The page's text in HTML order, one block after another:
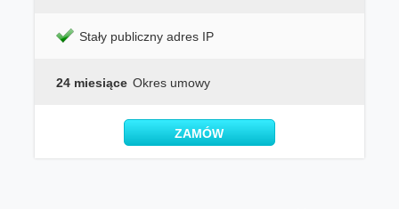
Stały publiczny adres IP
24 miesiące Okres umowy
ZAMÓW